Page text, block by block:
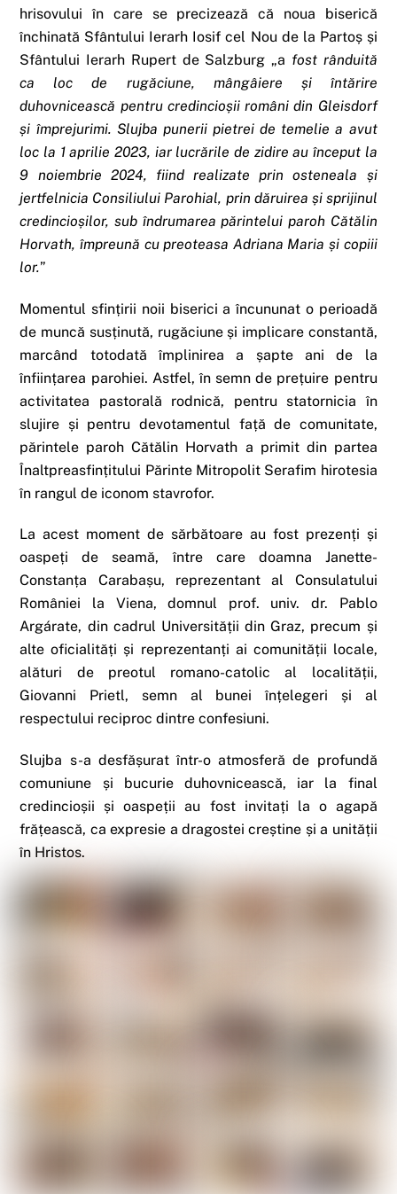
hrisovului în care se precizează că noua biserică
închinată Sfântului Ierarh Iosif cel Nou de la Partoș și
Sfântului Ierarh Rupert de Salzburg „a fost rânduită
ca loc de rugăciune, mângâiere și întărire
duhovnicească pentru credincioșii români din Gleisdorf
și împrejurimi. Slujba punerii pietrei de temelie a avut
loc la 1 aprilie 2023, iar lucrările de zidire au început la
9 noiembrie 2024, fiind realizate prin osteneala și
jertfelnicia Consiliului Parohial, prin dăruirea și sprijinul
credincioșilor, sub îndrumarea părintelui paroh Cătălin
Horvath, împreună cu preoteasa Adriana Maria și copiii
lor.”
Momentul sfințirii noii biserici a încununat o perioadă
de muncă susținută, rugăciune și implicare constantă,
marcând totodată împlinirea a șapte ani de la
înființarea parohiei. Astfel, în semn de prețuire pentru
activitatea pastorală rodnică, pentru statornicia în
slujire și pentru devotamentul față de comunitate,
părintele paroh Cătălin Horvath a primit din partea
Înaltpreasfințitului Părinte Mitropolit Serafim hirotesia
în rangul de iconom stavrofor.
La acest moment de sărbătoare au fost prezenți și
oaspeți de seamă, între care doamna Janette-
Constanța Carabașu, reprezentant al Consulatului
României la Viena, domnul prof. univ. dr. Pablo
Argárate, din cadrul Universității din Graz, precum și
alte oficialități și reprezentanți ai comunității locale,
alături de preotul romano-catolic al localității,
Giovanni Prietl, semn al bunei înțelegeri și al
respectului reciproc dintre confesiuni.
Slujba s-a desfășurat într-o atmosferă de profundă
comuniune și bucurie duhovnicească, iar la final
credincioșii și oaspeții au fost invitați la o agapă
frățească, ca expresie a dragostei creștine și a unității
în Hristos.